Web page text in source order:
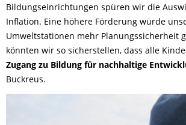
Bildungseinrichtungen spüren wir die
Inflation. Eine höhere Förderung würde
Umweltstationen mehr Planungssicherheit
könnten wir so sicherstellen, dass alle
Zugang zu Bildung für nachhaltige
Buckreus.